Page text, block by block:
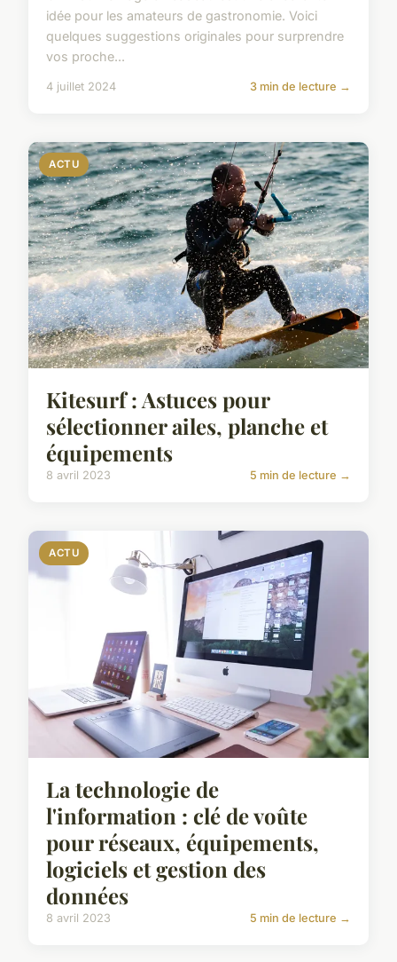
idée pour les amateurs de gastronomie. Voici
quelques suggestions originales pour surprendre
vos proche...
4 juillet 2024 3 min de lecture →
ACTU
Kitesurf : Astuces pour
sélectionner ailes, planche et
équipements
8 avril 2023 5 min de lecture →
ACTU
La technologie de
l'information : clé de voûte
pour réseaux, équipements,
logiciels et gestion des
données
8 avril 2023 5 min de lecture →